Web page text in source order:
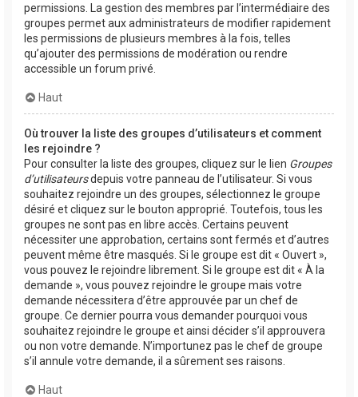
permissions. La gestion des membres par l’intermédiaire des
groupes permet aux administrateurs de modifier rapidement
les permissions de plusieurs membres à la fois, telles
qu’ajouter des permissions de modération ou rendre
accessible un forum privé.
Haut
Où trouver la liste des groupes d’utilisateurs et comment
les rejoindre ?
Pour consulter la liste des groupes, cliquez sur le lien Groupes
d’utilisateursdepuis votre panneau de l’utilisateur. Si vous
souhaitez rejoindre un des groupes, sélectionnez le groupe
désiré et cliquez sur le bouton approprié. Toutefois, tous les
groupes ne sont pas en libre accès. Certains peuvent
nécessiter une approbation, certains sont fermés et d’autres
peuvent même être masqués. Si le groupe est dit « Ouvert »,
vous pouvez le rejoindre librement. Si le groupe est dit « À la
demande », vous pouvez rejoindre le groupe mais votre
demande nécessitera d’être approuvée par un chef de
groupe. Ce dernier pourra vous demander pourquoi vous
souhaitez rejoindre le groupe et ainsi décider s’il approuvera
ou non votre demande. N’importunez pas le chef de groupe
s’il annule votre demande, il a sûrement ses raisons.
Haut